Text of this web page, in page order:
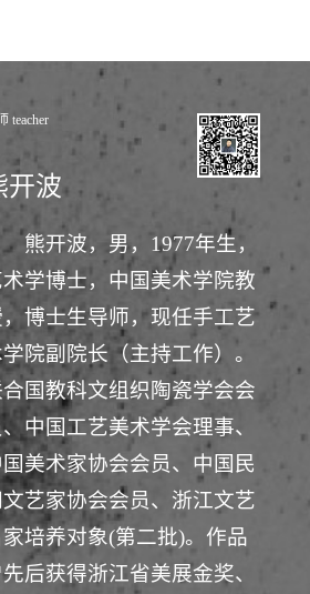
teacher
开波
熊开波，男，1977年生，
学博士，中国美术学院教
博士生导师，现任手工艺
院副院长（主持工作）。
国教科文组织陶瓷学会会
、中国工艺美术学会理事、
国美术家协会会员、中国民
文艺家协会会员、浙江文艺
家培养对象(第二批)。作品
先后获得浙江省美展金奖、